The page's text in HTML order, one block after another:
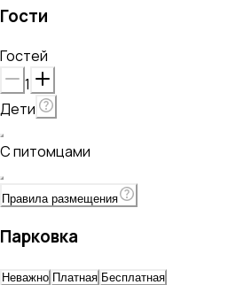
Гости
Гостей
1
Дети
С питомцами
Правила размещения
Парковка
Неважно Платная Бесплатная